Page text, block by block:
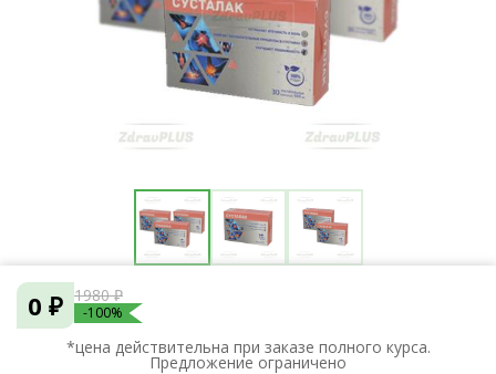
0 ₽ 1980 ₽
-100%
*цена действительна при заказе полного курса.
Предложение ограничено